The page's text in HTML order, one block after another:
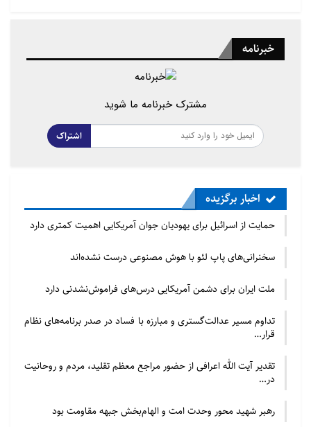
خبرنامه
مشترک خبرنامه ما شوید
اشتراک
اخبار برگزیده
حمایت از اسرائیل برای یهودیان جوان آمریکایی اهمیت کمتری دارد
سخنرانی‌های پاپ لئو با هوش مصنوعی درست نشده‌اند
ملت ایران برای دشمن آمریکایی درس‌های فراموش‌نشدنی دارد
تداوم مسیر عدالت‌گستری و مبارزه با فساد در صدر برنامه‌های نظام
قرار…
تقدیر آیت الله اعرافی از حضور مراجع معظم تقلید، مردم و روحانیت
در…
رهبر شهید محور وحدت امت و الهام‌بخش جبهه مقاومت بود